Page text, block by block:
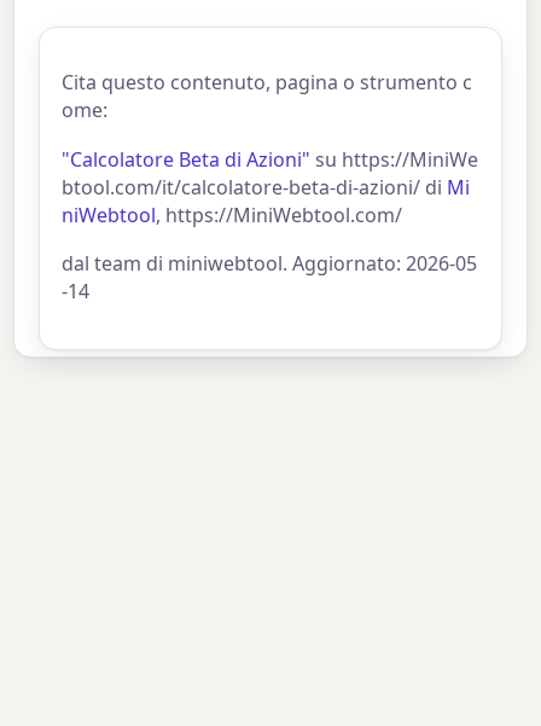
Cita questo contenuto, pagina o strumento c
ome:
"Calcolatore Beta di Azioni" su https://MiniWe
btool.com/it/calcolatore-beta-di-azioni/ di Mi
niWebtool, https://MiniWebtool.com/
dal team di miniwebtool. Aggiornato: 2026-05
-14